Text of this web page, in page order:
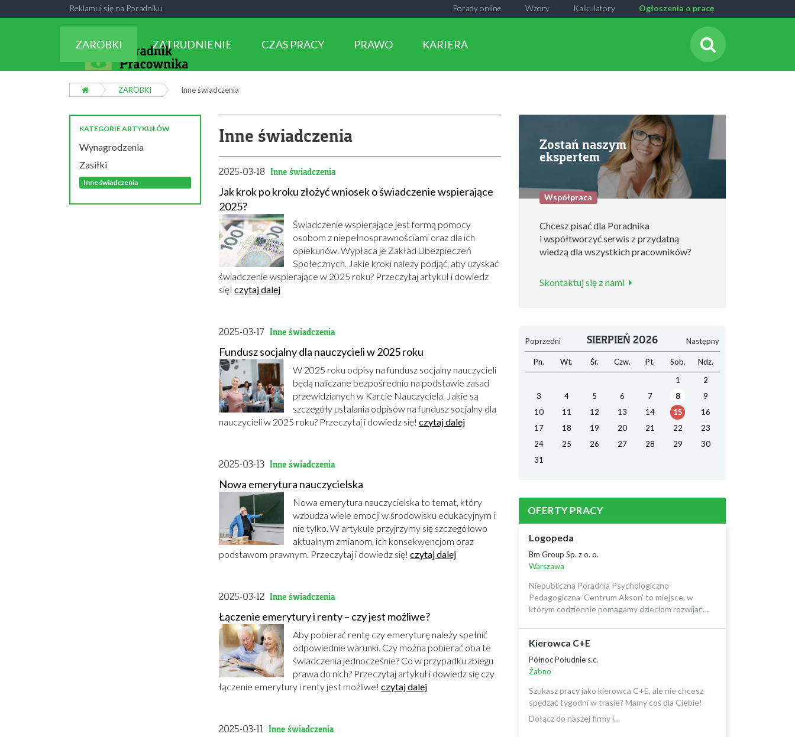
Reklamuj się na Poradniku Ogłoszenia o pracę
Kalkulatory
Wzory
Porady online
ZAROBKI ZATRUDNIENIE CZAS PRACY PRAWO KARIERA
ZAROBKI Inne świadczenia
Inne świadczenia
2025-03-18 Inne świadczenia
Jak krok po kroku złożyć wniosek o świadczenie wspierające
2025?
Świadczenie wspierające jest formą pomocy
osobom z niepełnosprawnościami oraz dla ich
opiekunów. Wypłaca je Zakład Ubezpieczeń
Społecznych. Jakie kroki należy podjąć, aby uzyskać
świadczenie wspierające w 2025 roku? Przeczytaj artykuł i dowiedz
się!czytaj dalej
2025-03-17 Inne świadczenia
Fundusz socjalny dla nauczycieli w 2025 roku
W 2025 roku odpisy na fundusz socjalny nauczycieli
będą naliczane bezpośrednio na podstawie zasad
przewidzianych w Karcie Nauczyciela. Jakie są
szczegóły ustalania odpisów na fundusz socjalny dla
nauczycieli w 2025 roku? Przeczytaj i dowiedz się!czytaj dalej
2025-03-13 Inne świadczenia
Nowa emerytura nauczycielska
Nowa emerytura nauczycielska to temat, który
wzbudza wiele emocji w środowisku edukacyjnym i
nie tylko. W artykule przyjrzymy się szczegółowo
aktualnym zmianom, ich konsekwencjom oraz
podstawom prawnym. Przeczytaj i dowiedz się!czytaj dalej
2025-03-12 Inne świadczenia
Łączenie emerytury i renty – czy jest możliwe?
Aby pobierać rentę czy emeryturę należy spełnić
odpowiednie warunki. Czy można pobierać oba te
świadczenia jednocześnie? Co w przypadku zbiegu
prawa do nich? Przeczytaj artykuł i dowiedz się czy
łączenie emerytury i renty jest możliwe!czytaj dalej
2025-03-11 Inne świadczenia
KATEGORIE ARTYKUŁÓW
Wynagrodzenia
Zasiłki
Inne świadczenia
Zostań naszym
ekspertem
Współpraca
Chcesz pisać dla Poradnika
i współtworzyć serwis z przydatną
wiedzą dla wszystkich pracowników?
Skontaktuj się z nami
Poprzedni Następny
SIERPIEŃ 2026
Pn. Wt. Śr. Czw. Pt. Sob.
Ndz.
1
2
3
4 5 6 7 8
9
10
11 12 13 14 15
16
17
18 19 20 21 22
23
24
25 26 27 28 29
30
31
OFERTY PRACY
Logopeda
Bm Group Sp. z o. o.
Warszawa
Niepubliczna Poradnia Psychologiczno-
Pedagogiczna 'Centrum Akson' to miejsce, w
którym codziennie pomagamy dzieciom rozwijać…
Kierowca C+E
Północ Południe s.c.
Żabno
Szukasz pracy jako kierowca C+E, ale nie chcesz
spędzać tygodni w trasie? Mamy coś dla Ciebie!
Dołącz do naszej firmy i…